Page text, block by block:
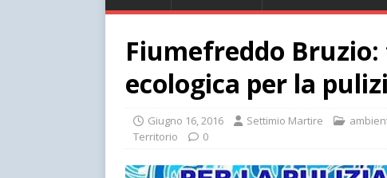
Fiumefreddo
ecologica per la
Giugno 16, 2016 Settimio Martire
Territorio
0